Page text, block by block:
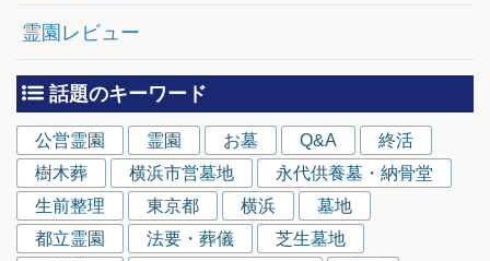
霊園レビュー
話題のキーワード
公営霊園 霊園 お墓 Q&A
終活
樹木葬
横浜市営墓地
永代供養墓・納骨堂
生前整理
東京都 横浜
墓地
都立霊園
法要・葬儀
芝生墓地